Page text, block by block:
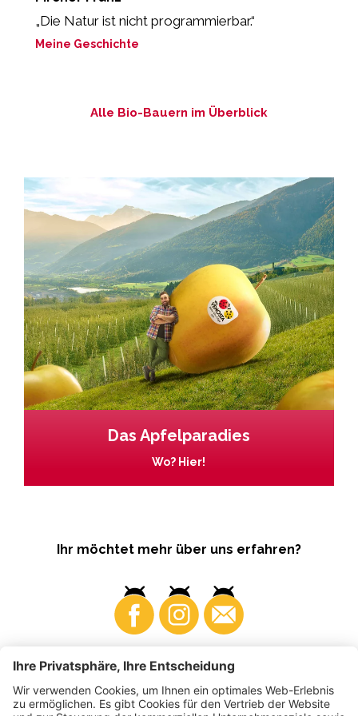
„Die Natur ist nicht programmierbar.“
Meine Geschichte
Alle Bio-Bauern im Überblick
Das Apfelparadies
Wo? Hier!
Ihr möchtet mehr über uns erfahren?
Business Produzenten